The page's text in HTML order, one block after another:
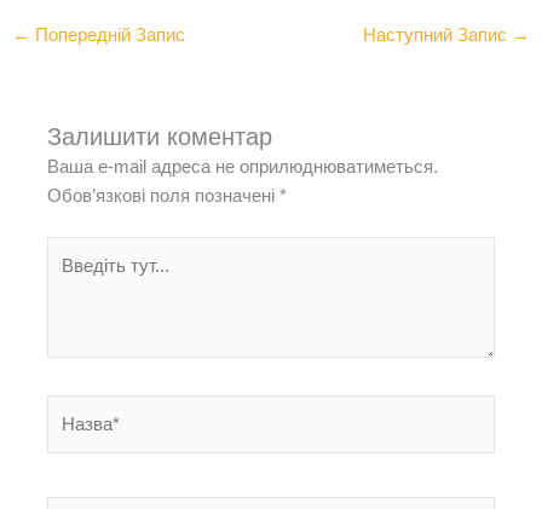
← Попередній Запис Наступний Запис →
Залишити коментар
Ваша e-mail адреса не оприлюднюватиметься.
Обов’язкові поля позначені*